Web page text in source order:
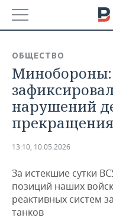
БАШКОРТОСТАН
ТАТАРСТАН
УДМУРТИЯ
НОВОСТИ
АНАЛИТИКА
НОВОСТИ
ДЕКЛАРАЦИИ О
КОРОЛИ
ВУЗЫ ТАТАРСТАНА
ЭКОНОМИКА
НОВОСТИ
ФИНАНСЫ
БАНКИ
ПРОМЫШЛЕННОСТЬ
НОВОСТИ
ПРОМЫШЛЕННОСТИ
АГРОПРОМ
НЕДВИЖИМОСТЬ
НОВОСТИ
АВТО
ОБЩЕСТВО
Минобороны:
нарушений
13:10, 10.05.2026
За истекшие сутки
позиций наших
реактивных систем
танков